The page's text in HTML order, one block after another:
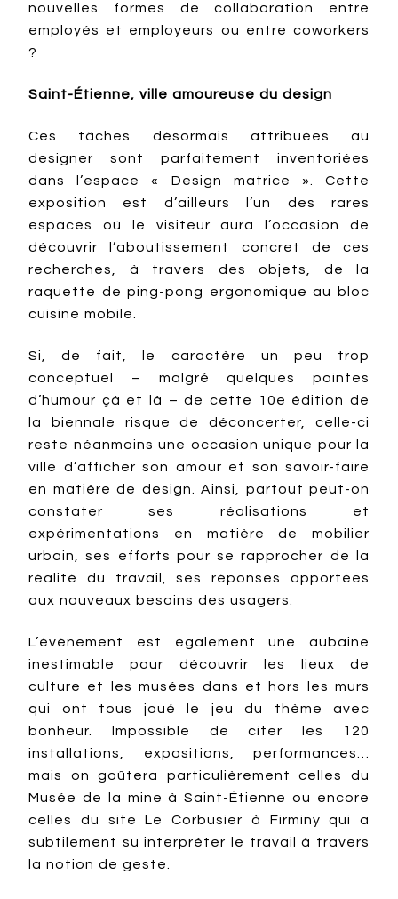
nouvelles formes de collaboration entre
employés et employeurs ou entre coworkers
?
Saint-Étienne, ville amoureuse du design
Ces tâches désormais attribuées au
designer sont parfaitement inventoriées
dans l’espace « Design matrice ». Cette
exposition est d’ailleurs l’un des rares
espaces où le visiteur aura l’occasion de
découvrir l’aboutissement concret de ces
recherches, à travers des objets, de la
raquette de ping-pong ergonomique au bloc
cuisine mobile.
Si, de fait, le caractère un peu trop
conceptuel – malgré quelques pointes
d’humour çà et là – de cette 10e édition de
la biennale risque de déconcerter, celle-ci
reste néanmoins une occasion unique pour la
ville d’afficher son amour et son savoir-faire
en matière de design. Ainsi, partout peut-on
constater ses réalisations et
expérimentations en matière de mobilier
urbain, ses efforts pour se rapprocher de la
réalité du travail, ses réponses apportées
aux nouveaux besoins des usagers.
L’événement est également une aubaine
inestimable pour découvrir les lieux de
culture et les musées dans et hors les murs
qui ont tous joué le jeu du thème avec
bonheur. Impossible de citer les 120
installations, expositions, performances…
mais on goûtera particulièrement celles du
Musée de la mine à Saint-Étienne ou encore
celles du site Le Corbusier à Firminy qui a
subtilement su interpréter le travail à travers
la notion de geste.